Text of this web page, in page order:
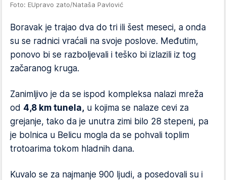
Foto: EUpravo zato/Nataša Pavlović
Boravak je trajao dva do tri ili šest meseci, a onda
su se radnici vraćali na svoje poslove. Međutim,
ponovo bi se razboljevali i teško bi izlazili iz tog
začaranog kruga.
Zanimljivo je da se ispod kompleksa nalazi mreža
od 4,8 km tunela, u kojima se nalaze cevi za
grejanje, tako da je unutra zimi bilo 28 stepeni, pa
je bolnica u Belicu mogla da se pohvali toplim
trotoarima tokom hladnih dana.
Kuvalo se za najmanje 900 ljudi, a posedovali su i